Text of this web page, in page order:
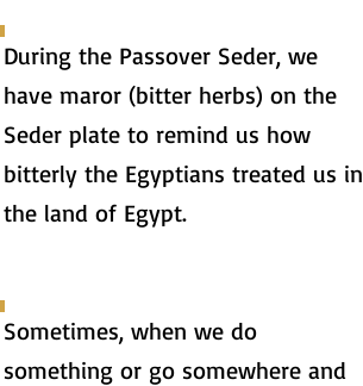
During the Passover Seder, we
have maror (bitter herbs) on the
Seder plate to remind us how
bitterly the Egyptians treated us in
the land of Egypt.
Sometimes, when we do
something or go somewhere and